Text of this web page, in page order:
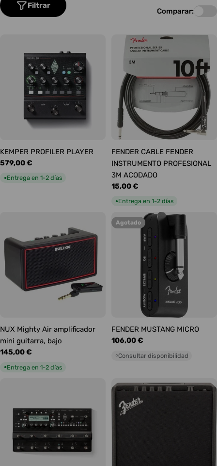
Filtrar
Comparar:
KEMPER PROFILER PLAYER
Precio
habitual
579,00 €
●Entrega en 1-2 días
FENDER CABLE FENDER
INSTRUMENTO PROFESIONAL
3M ACODADO
Precio
habitual
15,00 €
●Entrega en 1-2 días
NUX Mighty Air amplificador
mini guitarra, bajo
Precio
145,00 €
●Entrega en 1-2 días
Agotado
FENDER MUSTANG MICRO
Precio
106,00 €
○Consultar disponibilidad